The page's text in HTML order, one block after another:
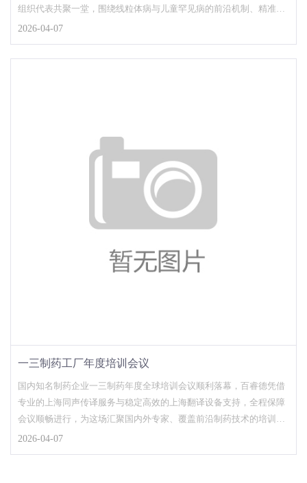
组织代表共聚一堂，围绕线粒体病与儿童罕见病的前沿机制、精准诊
疗与转化创新展...
2026-04-07
一三制药工厂年度培训会议
国内知名制药企业一三制药年度全球培训会议顺利落幕，百睿德凭借
专业的上海同声传译服务与稳定高效的上海翻译设备支持，全程保障
会议顺畅进行，为这场汇聚国内外专家、覆盖前沿制药技术的培训搭
建无障碍沟通桥梁，赢...
2026-04-07